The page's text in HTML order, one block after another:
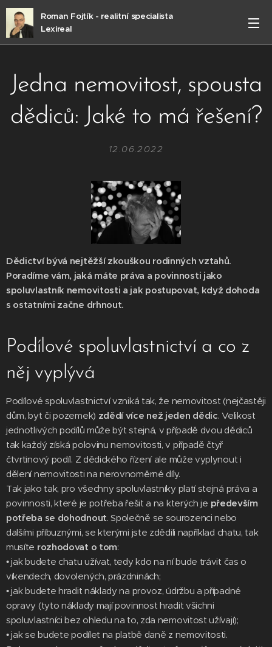
Roman Fojtík - realitní specialista
Lexireal
Jedna nemovitost, spousta
dědiců: Jaké to má řešení?
12.06.2022
Dědictví bývá nejtěžší zkouškou rodinných vztahů.
Poradíme vám, jaká máte práva a povinnosti jako
spoluvlastník nemovitosti a jak postupovat, když dohoda
s ostatními začne drhnout.
Podílové spoluvlastnictví a co z
něj vyplývá
Podílové spoluvlastnictví vzniká tak, že nemovitost (nejčastěji
dům, byt či pozemek) zdědí více než jeden dědic. Velikost
jednotlivých podílů může být stejná, v případě dvou dědiců
tak každý získá polovinu nemovitosti, v případě čtyř
čtvrtinový podíl. Z dědického řízení ale může vyplynout i
dělení nemovitosti na nerovnoměrné díly.
Tak jako tak, pro všechny spoluvlastníky platí stejná práva a
povinnosti, které je potřeba řešit a na kterých je především
potřeba se dohodnout. Společně se sourozenci nebo
dalšími příbuznými, se kterými jste zdědili například chatu, tak
musíte rozhodovat o tom:
• jak budete chatu užívat, tedy kdo na ní bude trávit čas o
víkendech, dovolených, prázdninách;
• jak budete hradit náklady na provoz, údržbu a případné
opravy (tyto náklady mají povinnost hradit všichni
spoluvlastníci bez ohledu na to, zda nemovitost užívají);
• jak se budete podílet na platbě daně z nemovitosti.